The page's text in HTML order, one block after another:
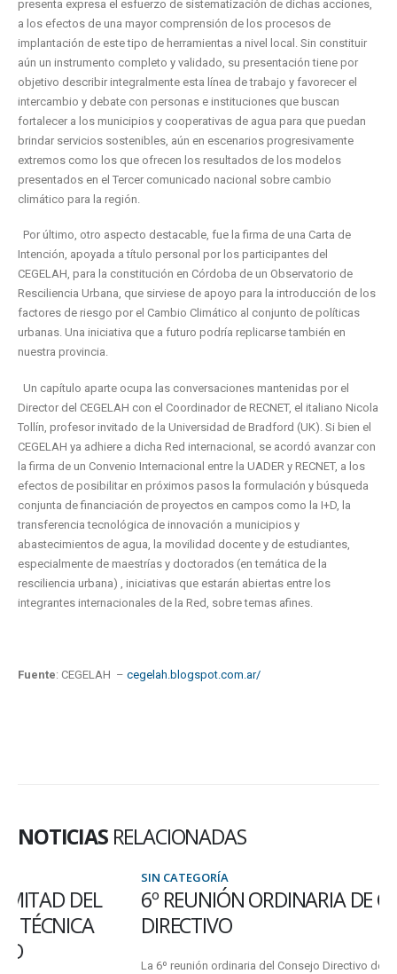
presenta expresa el esfuerzo de sistematización de dichas acciones,
a los efectos de una mayor comprensión de los procesos de
implantación de este tipo de herramientas a nivel local. Sin constituir
aún un instrumento completo y validado, su presentación tiene por
objetivo describir integralmente esta línea de trabajo y favorecer el
intercambio y debate con personas e instituciones que buscan
fortalecer a los municipios y cooperativas de agua para que puedan
brindar servicios sostenibles, aún en escenarios progresivamente
extremos como los que ofrecen los resultados de los modelos
presentados en el Tercer comunicado nacional sobre cambio
climático para la región.
Por último, otro aspecto destacable, fue la firma de una Carta de
Intención, apoyada a título personal por los participantes del
CEGELAH, para la constitución en Córdoba de un Observatorio de
Resciliencia Urbana, que sirviese de apoyo para la introducción de los
factores de riesgo por el Cambio Climático al conjunto de políticas
urbanas. Una iniciativa que a futuro podría replicarse también en
nuestra provincia.
Un capítulo aparte ocupa las conversaciones mantenidas por el
Director del CEGELAH con el Coordinador de RECNET, el italiano Nicola
Tollín, profesor invitado de la Universidad de Bradford (UK). Si bien el
CEGELAH ya adhiere a dicha Red internacional, se acordó avanzar con
la firma de un Convenio Internacional entre la UADER y RECNET, a los
efectos de posibilitar en próximos pasos la formulación y búsqueda
conjunta de financiación de proyectos en campos como la I+D, la
transferencia tecnológica de innovación a municipios y
abastecimientos de agua, la movilidad docente y de estudiantes,
especialmente de maestrías y doctorados (en temática de la
resciliencia urbana) , iniciativas que estarán abiertas entre los
integrantes internacionales de la Red, sobre temas afines.
Fuente: CEGELAH – cegelah.blogspot.com.ar/
NOTICIAS RELACIONADAS
6º REUNIÓN ORDINARIA DE CONSEJO
DIRECTIVO
La 6º reunión ordinaria del Consejo Directivo de la Facultad, se